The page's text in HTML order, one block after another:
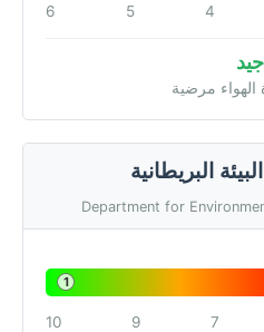
4
5
6
جيد
الهواء مرضية
البريطانية
Department for
1
7
9
10